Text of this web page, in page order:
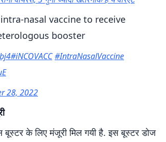
nasal vaccine to receive
booster
#iNCOVACC #IntraNasalVaccine
28, 2022
के लिए मंजूरी मिल गयी है. इस बूस्टर डोज